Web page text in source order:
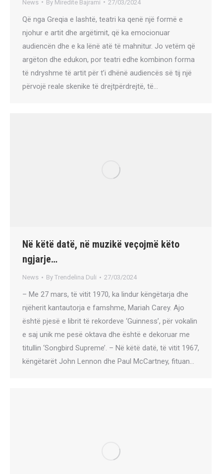
News By Miredite Bajrami 27/03/2024
Që nga Greqia e lashtë, teatri ka qenë një formë e
njohur e artit dhe argëtimit, që ka emocionuar
audiencën dhe e ka lënë atë të mahnitur. Jo vetëm që
argëton dhe edukon, por teatri edhe kombinon forma
të ndryshme të artit për t’i dhënë audiencës së tij një
përvojë reale skenike të drejtpërdrejtë, të…
Në këtë datë, në muzikë veçojmë këto
ngjarje…
News By Trendelina Duli 27/03/2024
– Me 27 mars, të vitit 1970, ka lindur këngëtarja dhe
njëherit kantautorja e famshme, Mariah Carey. Ajo
është pjesë e librit të rekordeve ‘Guinness’, për vokalin
e saj unik me pesë oktava dhe është e dekoruar me
titullin ‘Songbird Supreme’. – Në këtë datë, të vitit 1967,
këngëtarët John Lennon dhe Paul McCartney, fituan…